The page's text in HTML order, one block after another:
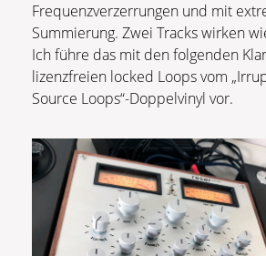
Frequenzverzerrungen und mit
Summierung. Zwei Tracks wirken
Ich führe das mit den folgenden
lizenzfreien locked Loops vom
Source Loops“-Doppelvinyl vor.